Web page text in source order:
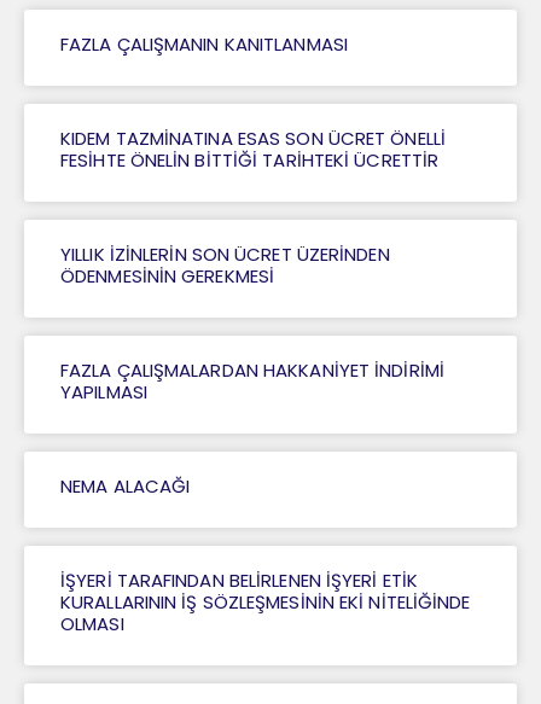
FAZLA ÇALIŞMANIN KANITLANMASI
KIDEM TAZMİNATINA ESAS SON ÜCRET ÖNELLİ
FESİHTE ÖNELİN BİTTİĞİ TARİHTEKİ ÜCRETTİR
YILLIK İZİNLERİN SON ÜCRET ÜZERİNDEN
ÖDENMESİNİN GEREKMESİ
FAZLA ÇALIŞMALARDAN HAKKANİYET İNDİRİMİ
YAPILMASI
NEMA ALACAĞI
İŞYERİ TARAFINDAN BELİRLENEN İŞYERİ ETİK
KURALLARININ İŞ SÖZLEŞMESİNİN EKİ NİTELİĞİNDE
OLMASI